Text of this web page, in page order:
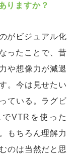
りますか？
がビジュアル化
ったことで、昔
や想像力が減退
。今は見せたい
ている。ラグビ
VTRを使った
もちろん理解力
のは当然だと思